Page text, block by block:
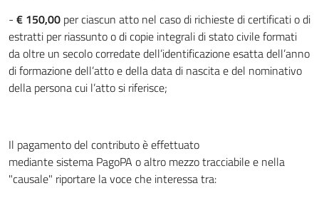
- € 150,00 per ciascun atto nel caso di richieste di certificati o di
estratti per riassunto o di copie integrali di stato civile formati
da oltre un secolo corredate dell’identificazione esatta dell’anno
di formazione dell’atto e della data di nascita e del nominativo
della persona cui l’atto si riferisce;
Il pagamento del contributo è effettuato
mediante sistema PagoPA o altro mezzo tracciabile e nella
"causale" riportare la voce che interessa tra: